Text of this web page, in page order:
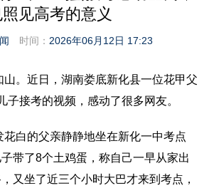
见高考的意义
时间： 2026年06月12日 17:23
山。近日，湖南娄底新化县一位花甲父
子接考的视频，感动了很多网友。
花白的父亲静静地坐在新化一中考点
带了8个土鸡蛋，称自己一早从家出
又坐了近三个小时大巴才来到考点，